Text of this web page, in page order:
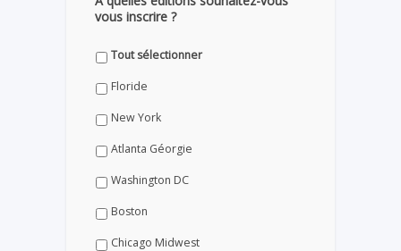
vous inscrire ?
Tout sélectionner
Floride
New York
Atlanta Géorgie
Washington DC
Boston
Chicago Midwest